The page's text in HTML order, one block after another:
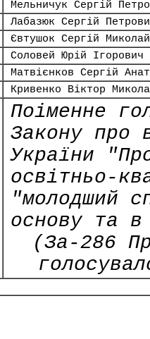
Мельничук Сергій
Лабазюк Сергій
Євтушок Сергій
Соловей Юрій Ігорович
Матвієнков Сергій
Кривенко Віктор
Поіменне
Закону про
України
освітньо-
"молодший
основу та в
(За-286